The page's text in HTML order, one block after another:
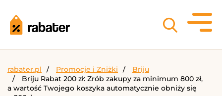
rabater.pl Promocje i Zniżki
Briju
Briju Rabat 200 zł: Zrób zakupy za minimum 800 zł,
a wartość Twojego koszyka automatycznie obniży się